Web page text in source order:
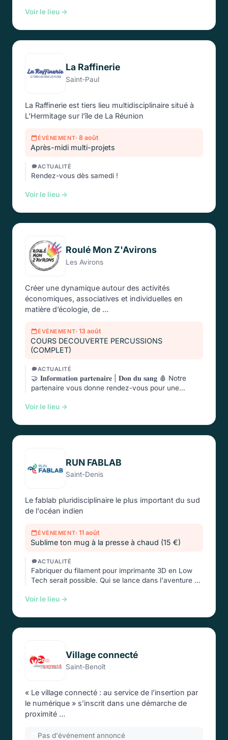
Voir le lieu →
La Raffinerie
Saint-Paul
La Raffinerie est tiers lieu multidisciplinaire situé à
L'Hermitage sur l'île de La Réunion
ÉVÉNEMENT· 8 août
Après-midi multi-projets
ACTUALITÉ
Rendez-vous dès samedi !
Voir le lieu →
Roulé Mon Z'Avirons
Les Avirons
Créer une dynamique autour des activités
économiques, associatives et individuelles en
matière d’écologie, de …
ÉVÉNEMENT· 13 août
COURS DECOUVERTE PERCUSSIONS
(COMPLET)
ACTUALITÉ
🤝 𝐈𝐧𝐟𝐨𝐫𝐦𝐚𝐭𝐢𝐨𝐧 𝐩𝐚𝐫𝐭𝐞𝐧𝐚𝐢𝐫𝐞 | 𝐃𝐨𝐧 𝐝𝐮 𝐬𝐚𝐧𝐠 🩸 Notre
partenaire vous donne rendez-vous pour une
Voir le lieu →
RUN FABLAB
Saint-Denis
Le fablab pluridisciplinaire le plus important du sud
de l'océan indien
ÉVÉNEMENT· 11 août
Sublime ton mug à la presse à chaud (15 €)
ACTUALITÉ
Fabriquer du filament pour imprimante 3D en Low
Tech serait possible. Qui se lance dans l'aventure …
Voir le lieu →
Village connecté
Saint-Benoît
« Le village connecté : au service de l’insertion par
le numérique » s’inscrit dans une démarche de
proximité …
Pas d'événement annoncé